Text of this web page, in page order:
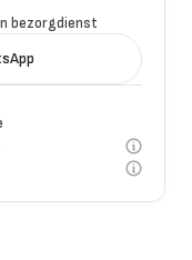
bezorgdienst